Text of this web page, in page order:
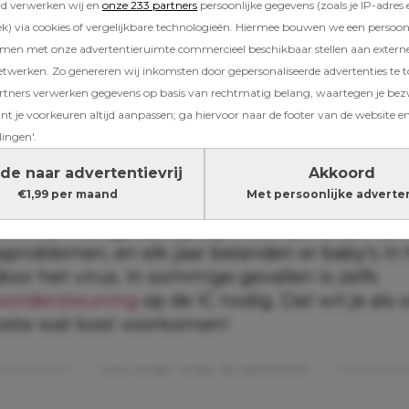
verwerken wij en onze 233 partners persoonlijke gegevens (zoals je IP-adres
via cookies of vergelijkbare technologieën. Hiermee bouwen we een
met onze advertentieruimte commercieel beschikbaar stellen aan
Zo genereren wij inkomsten door gepersonaliseerde advertenties te
verwerken gegevens op basis van rechtmatig belang, waartegen je
je voorkeuren altijd aanpassen; ga hiervoor naar de footer van de website
naar advertentievrij
€1,99 per maand
Akkoord
Met persoonlijke
virus precies?
al eens van gehoord of zelfs mee te
Voor de meeste kinderen is het niet
maar voor baby’s – vooral de
vroeg geboren zijn of bijvoorbeeld het
– kan het gevaarlijk zijn. Het kan leiden tot
en elk jaar belanden er baby’s in
het virus. In sommige gevallen is zelfs
op de IC nodig. Dat wil je als
wat kost voorkomen!